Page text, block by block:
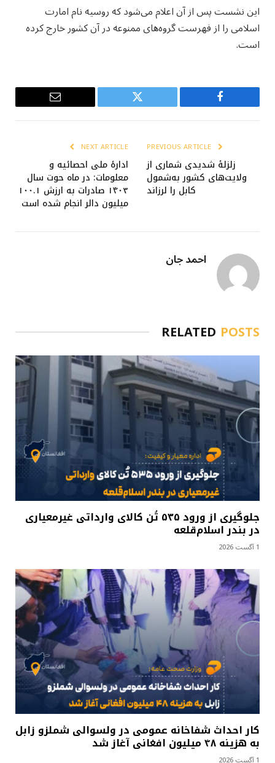
این نشست پس از آن اعلام می‌شود که روسیه نام امارت
اسلامی را از فهرست گروه‌های ممنوعه در آن کشور خارج کرده
است.
Facebook
Twitter
Email
زلزلهٔ شدیدی شماری از
ولایت‌های کشور به‌شمول
کابل را لرزاند
NEXT ARTICLE
ادارۀ ملی احصائیه و
معلومات: در ماه حوت سال
۱۴۰۳ صادرات به ارزش ۱۰۰.۱
میلیون دالر انجام شده است
احمد جان
RELATED POSTS
جلوگیری از ورود ۵۳۵ تُن کالای وارداتی غیرمعیاری
در بندر اسلام‌قلعه
1 آگست 2026
کار احداث شفاخانه عمومی در ولسوالی شملزو زابل
به هزینه ۴۸ میلیون افغانی آغاز شد